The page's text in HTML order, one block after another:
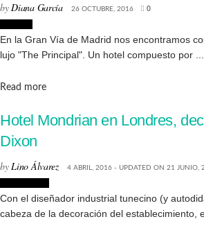
byDiana García 26 OCTUBRE, 2016 0
En la Gran Vía de Madrid nos encontramos
lujo "The Principal". Un hotel compuesto por ...
Read moreDetails
Hotel Mondrian en Londres,
Dixon
byLino Álvarez 4 ABRIL, 2016 - UPDATED ON 21 JUNIO,
Con el diseñador industrial tunecino (y
cabeza de la decoración del establecimiento,